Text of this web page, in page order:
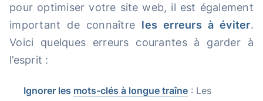
pour optimiser votre site web, il est également
important de connaître les erreurs à éviter.
Voici quelques erreurs courantes à garder à
l’esprit :
Ignorer les mots-clés à longue traîne : Les